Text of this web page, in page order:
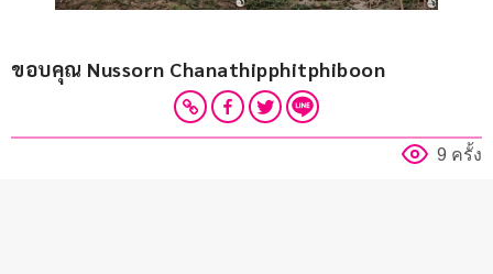
ขอบคุณ Nussorn Chanathipphitphiboon
9 ครั้ง